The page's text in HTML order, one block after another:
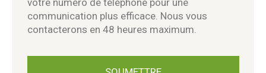
communication plus efficace. Nous vous
contacterons en 48 heures maximum.